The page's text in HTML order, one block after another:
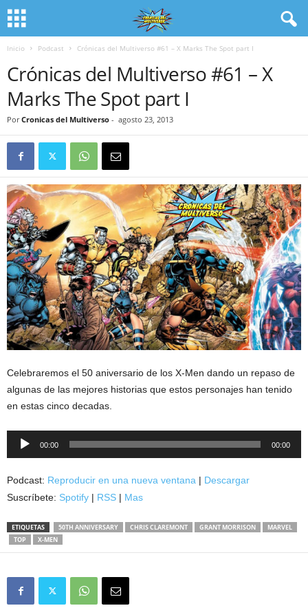
Inicio Podcast Crónicas del Multiverso #61 – X Marks The Spot part I
Crónicas del Multiverso #61 – X
Marks The Spot part I
Por Cronicas del Multiverso - agosto 23, 2013
Celebraremos el 50 aniversario de los X-Men dando un repaso de
algunas de las mejores historias que estos personajes han tenido
en estas cinco decadas.
Reproductor
00:00 00:00
Podcast: Reproducir en una nueva ventana | Descargar
Suscríbete: Spotify | RSS | Mas
ETIQUETAS 50TH ANNIVERSARY CHRIS CLAREMONT GRANT MORRISON
MARVEL
TOP
X-MEN